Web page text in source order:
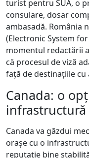
turist pentru SUA, o
consulare, dosar
ambasadă. România
(Electronic System
momentul redactării
că procesul de viză
față de destinațiile cu
Canada: o
Canada va găzdui
orașe cu o
reputație bine